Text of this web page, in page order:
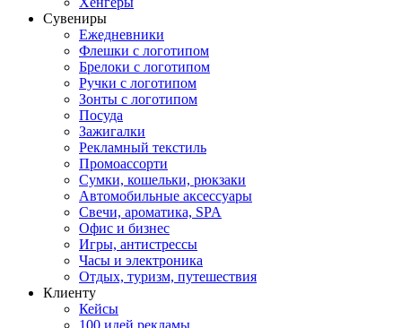
Сувениры
Ежедневники
Флешки с логотипом
Брелоки с логотипом
Ручки с логотипом
Зонты с логотипом
Посуда
Зажигалки
Рекламный текстиль
Промоассорти
Сумки, кошельки, рюкзаки
Автомобильные аксессуары
Свечи, ароматика, SPA
Офис и бизнес
Игры, антистрессы
Часы и электроника
Отдых, туризм, путешествия
Клиенту
Кейсы
100 идей рекламы